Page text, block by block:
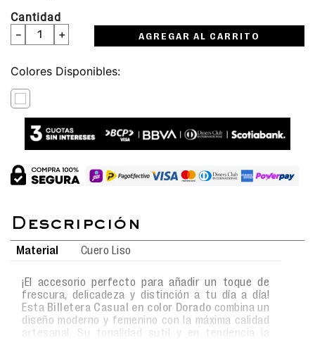
Cantidad
＋
－ AGREGAR AL CARRITO
Colores
¡El accesorio perfecto para añadir un toque de
frescura, delicadeza y distinción a tu día a día!
Esta Billetera Casual en color Dorado combina un
diseño moderno y femenino con la máxima calidad
artesanal. Su tonalidad sutil y en tendencia la
Material Cuero Liso